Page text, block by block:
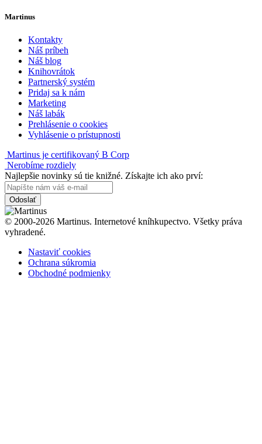
Martinus
Kontakty
Náš príbeh
Náš blog
Knihovrátok
Partnerský systém
Pridaj sa k nám
Marketing
Náš labák
Prehlásenie o cookies
Vyhlásenie o prístupnosti
Martinus je certifikovaný B Corp
Nerobíme rozdiely
Najlepšie novinky sú tie knižné. Získajte ich ako prví:
Odoslať
© 2000-2026 Martinus. Internetové kníhkupectvo. Všetky práva
vyhradené.
Nastaviť cookies
Ochrana súkromia
Obchodné podmienky